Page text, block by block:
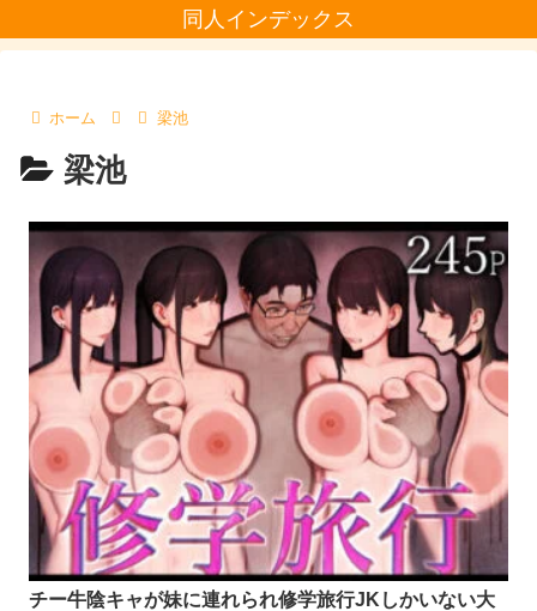
同人インデックス
ホーム 梁池
梁池
チー牛陰キャが妹に連れられ修学旅行JKしかいない大